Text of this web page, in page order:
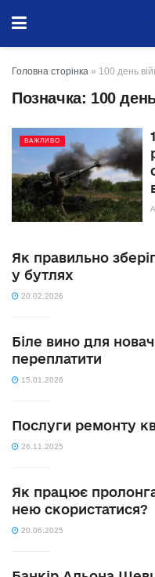
Головна сторінка » 100 день
Позначка: 100
ВАЖЛИВО
Як правильно
у бутлях
20.02.2026
Біле вино для
переплатити
15.01.2026
Послуги ремонту
26.11.2025
Як працює
нею скористатися?
20.06.2025